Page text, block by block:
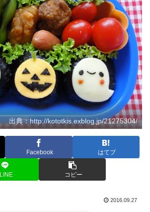
出典：http://kototkis.exblog.jp/21275304/
Facebook はてブ
LINE コピー
2016.09.27